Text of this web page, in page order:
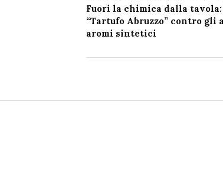
Fuori la chimica dalla tavola:
“Tartufo Abruzzo” contro
aromi sintetici